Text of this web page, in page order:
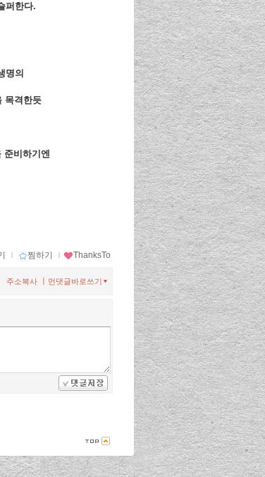
퍼한다.
명의
목격한듯
준비하기엔
ｌ 찜하기 ｌ ThanksTo
먼댓글바로쓰기
주소복사